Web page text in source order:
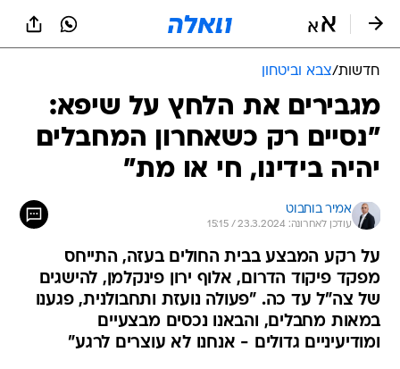
חדשות/צבא וביטחון
מגבירים את הלחץ על שיפא:
"נסיים רק כשאחרון המחבלים
יהיה בידינו, חי או מת"
אמיר בוחבוט
עודכן לאחרונה: 23.3.2024 / 15:15
על רקע המבצע בבית החולים בעזה, התייחס
מפקד פיקוד הדרום, אלוף ירון פינקלמן, להישגים
של צה"ל עד כה. "פעולה נועזת ותחבולנית, פגענו
במאות מחבלים, והבאנו נכסים מבצעיים
ומודיעיניים גדולים - אנחנו לא עוצרים לרגע"